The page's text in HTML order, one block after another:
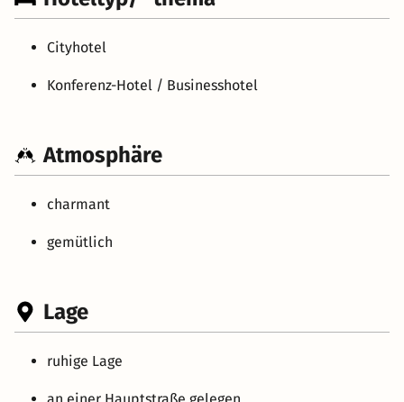
Cityhotel
Konferenz-Hotel / Businesshotel
Atmosphäre
charmant
gemütlich
Lage
ruhige Lage